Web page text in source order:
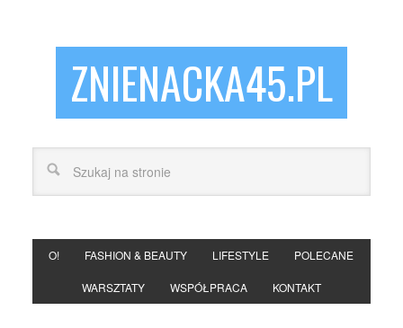
ZNIENACKA45.PL
O! FASHION & BEAUTY LIFESTYLE POLECANE
WARSZTATY WSPÓŁPRACA KONTAKT